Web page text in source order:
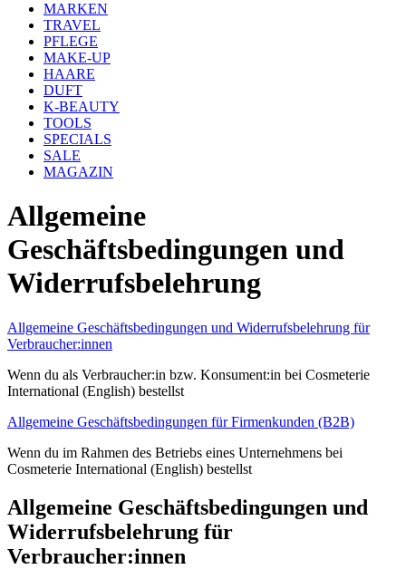
MARKEN
TRAVEL
PFLEGE
MAKE-UP
HAARE
DUFT
K-BEAUTY
TOOLS
SPECIALS
SALE
MAGAZIN
Allgemeine
Geschäftsbedingungen und
Widerrufsbelehrung
Allgemeine Geschäftsbedingungen und Widerrufsbelehrung für
Verbraucher:innen
Wenn du als Verbraucher:in bzw. Konsument:in bei Cosmeterie
International (English) bestellst
Allgemeine Geschäftsbedingungen für Firmenkunden (B2B)
Wenn du im Rahmen des Betriebs eines Unternehmens bei
Cosmeterie International (English) bestellst
Allgemeine Geschäftsbedingungen und
Widerrufsbelehrung für
Verbraucher:innen